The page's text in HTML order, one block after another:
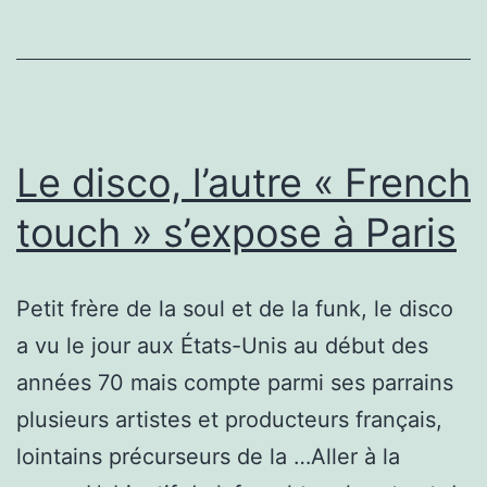
Le disco, l’autre « French
touch » s’expose à Paris
Petit frère de la soul et de la funk, le disco
a vu le jour aux États-Unis au début des
années 70 mais compte parmi ses parrains
plusieurs artistes et producteurs français,
lointains précurseurs de la …Aller à la